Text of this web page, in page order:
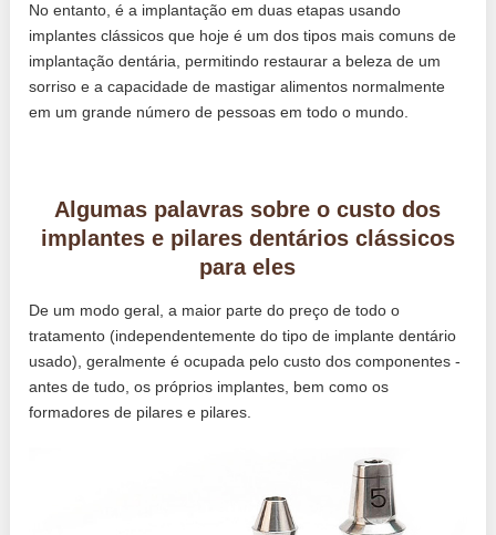
No entanto, é a implantação em duas etapas usando
implantes clássicos que hoje é um dos tipos mais comuns de
implantação dentária, permitindo restaurar a beleza de um
sorriso e a capacidade de mastigar alimentos normalmente
em um grande número de pessoas em todo o mundo.
Algumas palavras sobre o custo dos
implantes e pilares dentários clássicos
para eles
De um modo geral, a maior parte do preço de todo o
tratamento (independentemente do tipo de implante dentário
usado), geralmente é ocupada pelo custo dos componentes -
antes de tudo, os próprios implantes, bem como os
formadores de pilares e pilares.